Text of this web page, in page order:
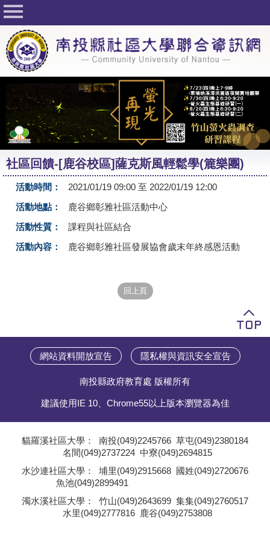
回首頁
關於社大
公佈欄
行事曆
最新活動
活動花絮
課程一覽表
志工與社團
友站連結
校務行政
社區回饋-[鹿谷校區]薩克斯風輕鬆學(簏樂團)
活動時間：
2021/01/19 09:00 至 2022/01/19 12:00
活動地點：
鹿谷鄉彰雅社區活動中心
活動性質：
課程與社區結合
活動內容：
鹿谷鄉彰雅社區發展協會歲末年終感恩活動
網站資料開放宣告 隱私權與資訊安全宣告
南投縣政府教育處 版權所有
建議使用IE 10、Chrome55以上版本瀏覽器為佳
貓羅溪社區大學： 南投(049)2245766 草屯(049)2380184
名間(049)2737224 中寮(049)2694815
水沙連社區大學： 埔里(049)2915668 國姓(049)2720676
魚池(049)2899491
濁水溪社區大學： 竹山(049)2643699 集集(049)2760517
水里(049)2777816 鹿谷(049)2753808